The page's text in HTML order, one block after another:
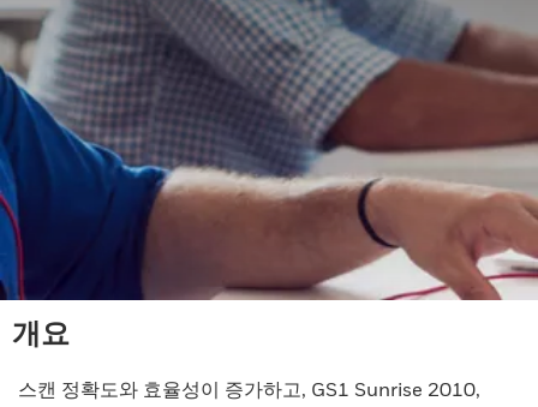
개요
스캔 정확도와 효율성이 증가하고, GS1 Sunrise 2010,